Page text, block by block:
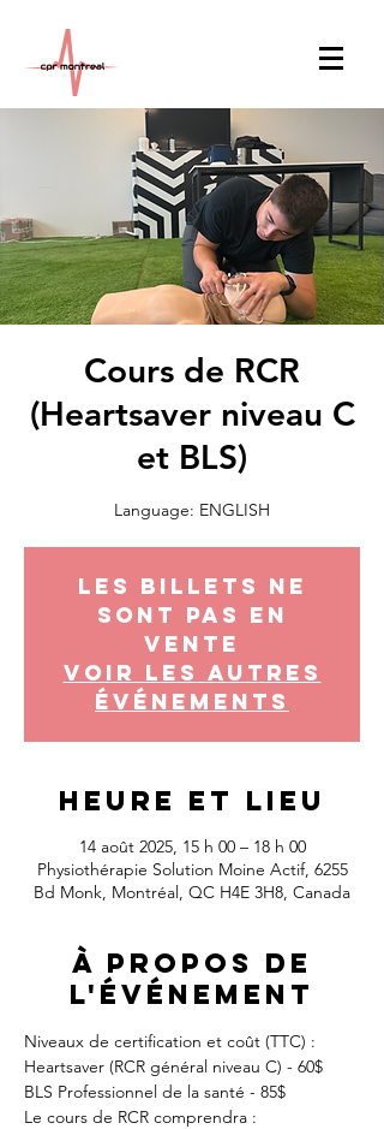
Cours de RCR
(Heartsaver niveau C
et BLS)
Language: ENGLISH
Les billets ne
sont pas en
vente
Voir les autres
événements
Heure et lieu
14 août 2025, 15 h 00 – 18 h 00
Physiothérapie Solution Moine Actif, 6255
Bd Monk, Montréal, QC H4E 3H8, Canada
À propos de
l'événement
Niveaux de certification et coût (TTC) :
Heartsaver (RCR général niveau C) - 60$
BLS Professionnel de la santé - 85$
Le cours de RCR comprendra :